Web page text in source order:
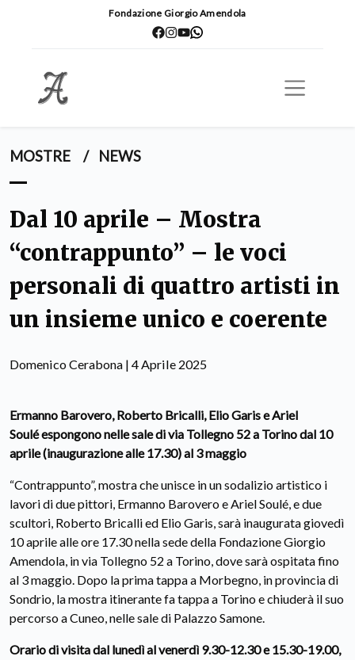
Fondazione Giorgio Amendola
MOSTRE / NEWS
Dal 10 aprile – Mostra
“contrappunto” – le voci
personali di quattro artisti in
un insieme unico e coerente
Domenico Cerabona | 4 Aprile 2025
Ermanno Barovero, Roberto Bricalli, Elio Garis e Ariel
Soulé espongono nelle sale di via Tollegno 52 a Torino dal 10
aprile (inaugurazione alle 17.30) al 3 maggio
“Contrappunto”, mostra che unisce in un sodalizio artistico i
lavori di due pittori, Ermanno Barovero e Ariel Soulé, e due
scultori, Roberto Bricalli ed Elio Garis, sarà inaugurata giovedì
10 aprile alle ore 17.30 nella sede della Fondazione Giorgio
Amendola, in via Tollegno 52 a Torino, dove sarà ospitata fino
al 3 maggio. Dopo la prima tappa a Morbegno, in provincia di
Sondrio, la mostra itinerante fa tappa a Torino e chiuderà il suo
percorso a Cuneo, nelle sale di Palazzo Samone.
Orario di visita dal lunedì al venerdì 9.30-12.30 e 15.30-19.00,